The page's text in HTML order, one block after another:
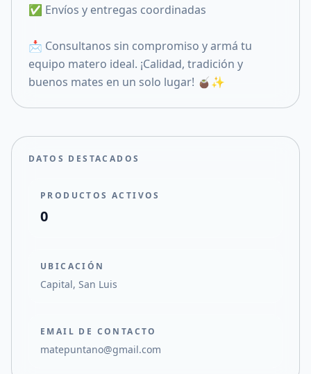
✅ Envíos y entregas coordinadas
📩 Consultanos sin compromiso y armá tu
equipo matero ideal. ¡Calidad, tradición y
buenos mates en un solo lugar! 🧉✨
DATOS DESTACADOS
PRODUCTOS ACTIVOS
0
UBICACIÓN
Capital, San Luis
EMAIL DE CONTACTO
matepuntano@gmail.com